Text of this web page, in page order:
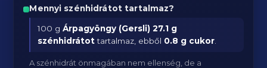
Mennyi szénhidrátot tartalmaz?
100 gÁrpagyöngy (Gersli) 27.1 g
szénhidrátottartalmaz, ebből 0.8 g cukor
A szénhidrát önmagában nem ellenség, de a